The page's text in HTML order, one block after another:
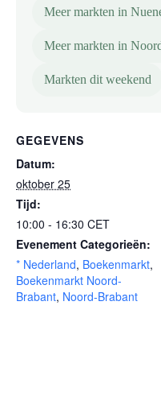
Meer markten in
Meer markten in
Markten dit weekend
GEGEVENS
Datum:
oktober 25
Tijd:
10:00 - 16:30 CET
Evenement Categorieën:
* Nederland, Boekenmarkt,
Boekenmarkt Noord-
Brabant, Noord-Brabant